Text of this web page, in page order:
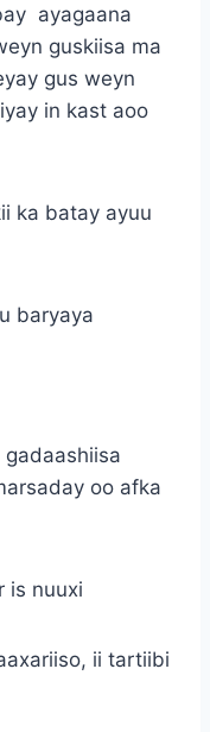
ayagaana
guskiisa ma
gus weyn
in kast aoo
ka batay ayuu
baryaya
oo afka
is nuuxi
ii tartiibi